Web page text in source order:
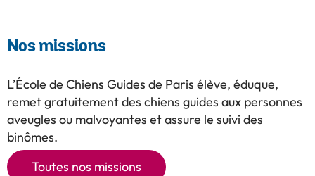
Nos missions
L’École de Chiens Guides de Paris élève, éduque,
remet gratuitement des chiens guides aux personnes
aveugles ou malvoyantes et assure le suivi des
binômes.
Toutes nos missions